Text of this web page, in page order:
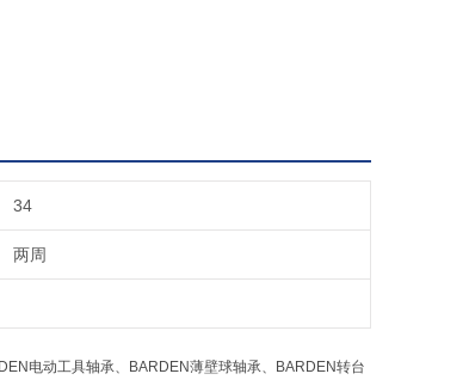
34
两周
电动工具轴承、BARDEN薄壁球轴承、BARDEN转台